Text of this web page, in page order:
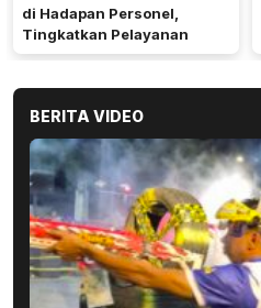
di Hadapan Personel,
Tingkatkan Pelayanan
BERITA VIDEO